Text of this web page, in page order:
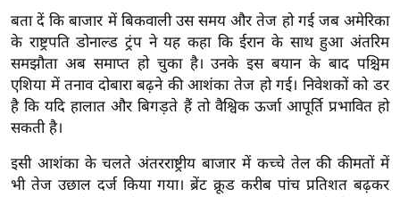
ख्सि
य
त
यं
ग
डि
या
बता दें कि बाजार में बिकवाली उस समय और तेज हो गई जब अमेरिका
के राष्ट्रपति डोनाल्ड ट्रंप ने यह कहा कि ईरान के साथ हुआ अंतरिम
समझौता अब समाप्त हो चुका है। उनके इस बयान के बाद पश्चिम
एशिया में तनाव दोबारा बढ़ने की आशंका तेज हो गई। निवेशकों को डर
है कि यदि हालात और बिगड़ते हैं तो वैश्विक ऊर्जा आपूर्ति प्रभावित हो
सकती है।
इसी आशंका के चलते अंतरराष्ट्रीय बाजार में कच्चे तेल की कीमतों में
भी तेज उछाल दर्ज किया गया। ब्रेंट क्रूड करीब पांच प्रतिशत बढ़कर